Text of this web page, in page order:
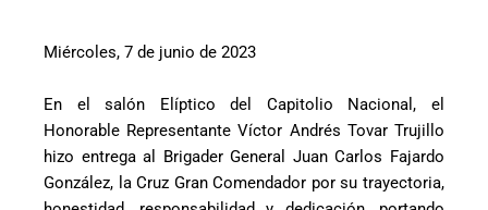
Miércoles, 7 de junio de 2023
En el salón Elíptico del Capitolio Nacional, el
Honorable Representante Víctor Andrés Tovar Trujillo
hizo entrega al Brigader General Juan Carlos Fajardo
González, la Cruz Gran Comendador por su trayectoria,